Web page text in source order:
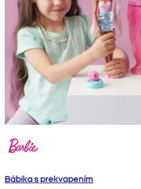
Bábika s prekvapením